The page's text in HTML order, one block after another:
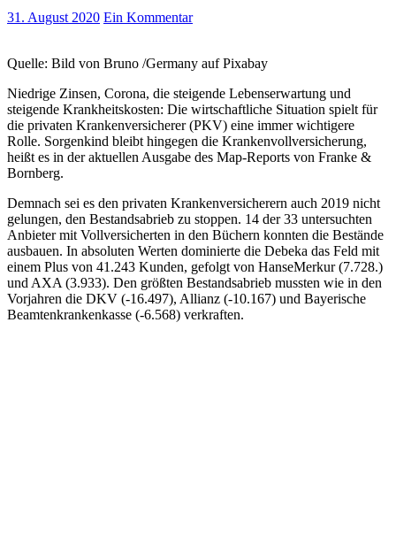
31. August 2020 Ein Kommentar
Quelle: Bild von Bruno /Germany auf Pixabay
Niedrige Zinsen, Corona, die steigende Lebenserwartung und
steigende Krankheitskosten: Die wirtschaftliche Situation spielt für
die privaten Krankenversicherer (PKV) eine immer wichtigere
Rolle. Sorgenkind bleibt hingegen die Krankenvollversicherung,
heißt es in der aktuellen Ausgabe des Map-Reports von Franke &
Bornberg.
Demnach sei es den privaten Krankenversicherern auch 2019 nicht
gelungen, den Bestandsabrieb zu stoppen. 14 der 33 untersuchten
Anbieter mit Vollversicherten in den Büchern konnten die Bestände
ausbauen. In absoluten Werten dominierte die Debeka das Feld mit
einem Plus von 41.243 Kunden, gefolgt von HanseMerkur (7.728.)
und AXA (3.933). Den größten Bestandsabrieb mussten wie in den
Vorjahren die DKV (-16.497), Allianz (-10.167) und Bayerische
Beamtenkrankenkasse (-6.568) verkraften.